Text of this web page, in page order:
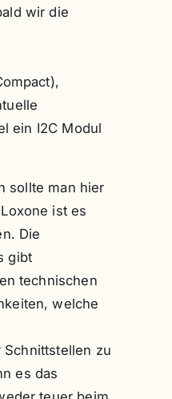
wir die
ein I2C Modul
sollte man hier
ist es
Die
gibt
technischen
welche
Schnittstellen zu
es das